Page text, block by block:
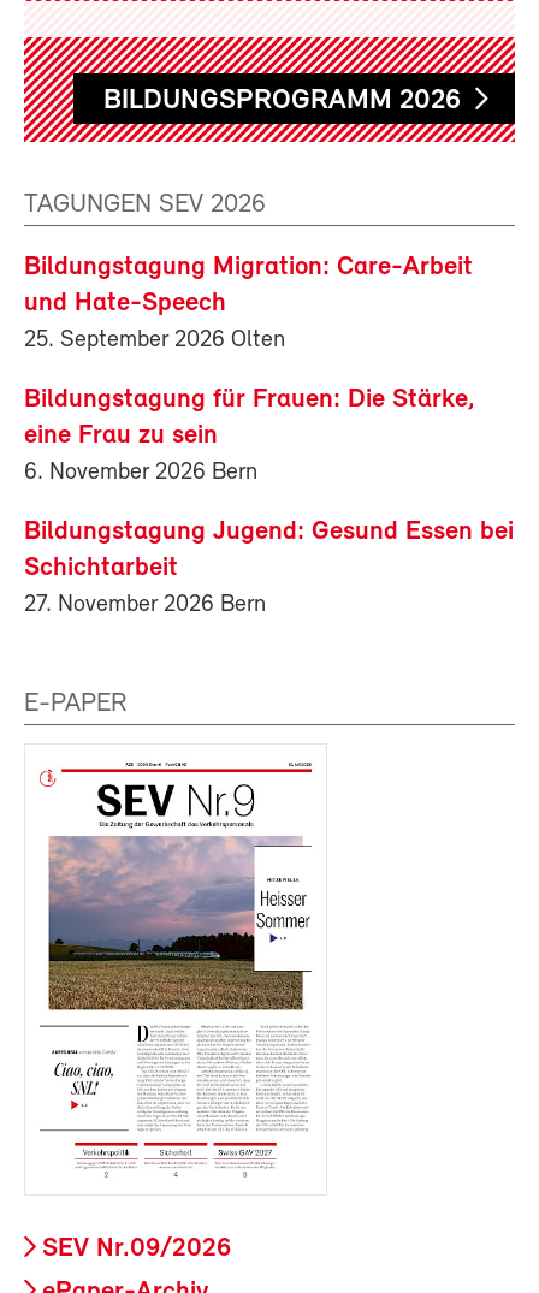
BILDUNGSPROGRAMM 2026
TAGUNGEN SEV 2026
Bildungstagung Migration: Care-Arbeit
und Hate-Speech
25. September 2026 Olten
Bildungstagung für Frauen: Die Stärke,
eine Frau zu sein
6. November 2026 Bern
Bildungstagung Jugend: Gesund Essen bei
Schichtarbeit
27. November 2026 Bern
E-PAPER
SEV Nr.09/2026